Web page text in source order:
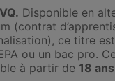
Disponible en
(contrat
ce titre
ou un bac pro.
à partir de 18 ans